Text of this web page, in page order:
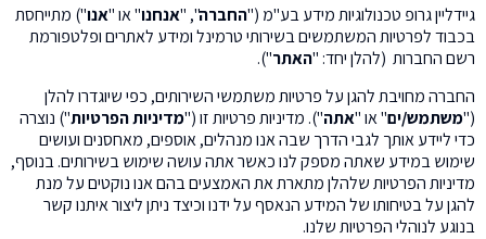
גיידליין גרופ טכנולוגיות מידע בע"מ ("החברה", "אנחנו" או "אנו") מתייחסת
בכבוד לפרטיות המשתמשים בשירותי טרמינל ומידע לאתרים ופלטפורמת
רשם החברות (להלן יחד: "האתר").
החברה מחויבת להגן על פרטיות משתמשי השירותים, כפי שיוגדרו להלן
("משתמש/ים" או "אתה"). מדיניות פרטיות זו ("מדיניות הפרטיות") נוצרה
כדי ליידע אותך לגבי הדרך שבה אנו מנהלים, אוספים, מאחסנים ועושים
שימוש במידע שאתה מספק לנו כאשר אתה עושה שימוש בשירותים. בנוסף,
מדיניות הפרטיות שלהלן מתארת את האמצעים בהם אנו נוקטים על מנת
להגן על בטיחותו של המידע הנאסף על ידנו וכיצד ניתן ליצור איתנו קשר
בנוגע לנוהלי הפרטיות שלנו.